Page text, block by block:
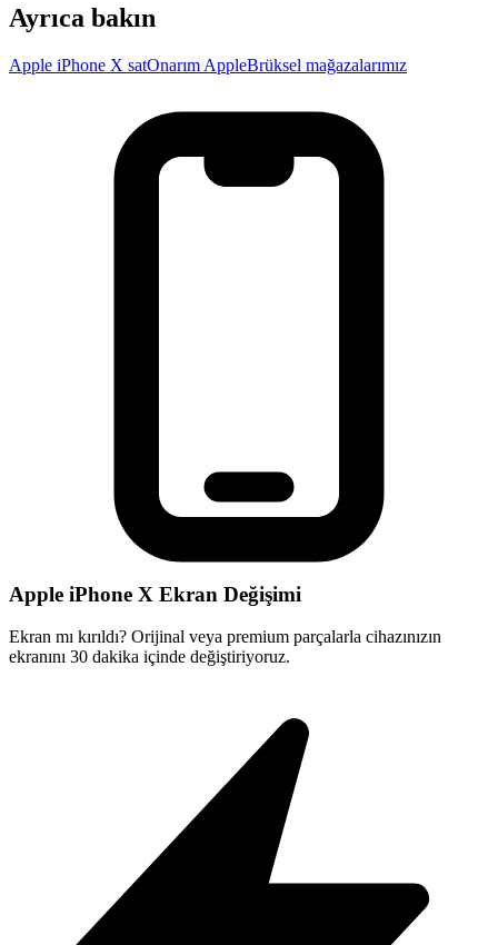
Ayrıca bakın
Apple iPhone X satOnarım AppleBrüksel mağazalarımız
Apple iPhone X Ekran Değişimi
Ekran mı kırıldı? Orijinal veya premium parçalarla cihazınızın
ekranını 30 dakika içinde değiştiriyoruz.